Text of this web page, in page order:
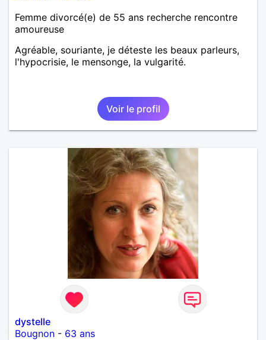
Femme divorcé(e) de 55 ans recherche rencontre
amoureuse
Agréable, souriante, je déteste les beaux parleurs,
l'hypocrisie, le mensonge, la vulgarité.
Voir le profil
dystelle
Bougnon - 63 ans